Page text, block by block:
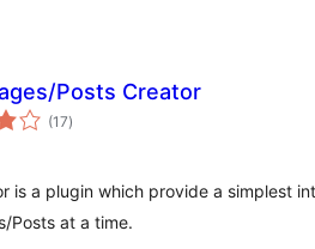
Posts Creator
(17totale
vurderinger
)
is a plugin which provide a simplest
Posts at a time.